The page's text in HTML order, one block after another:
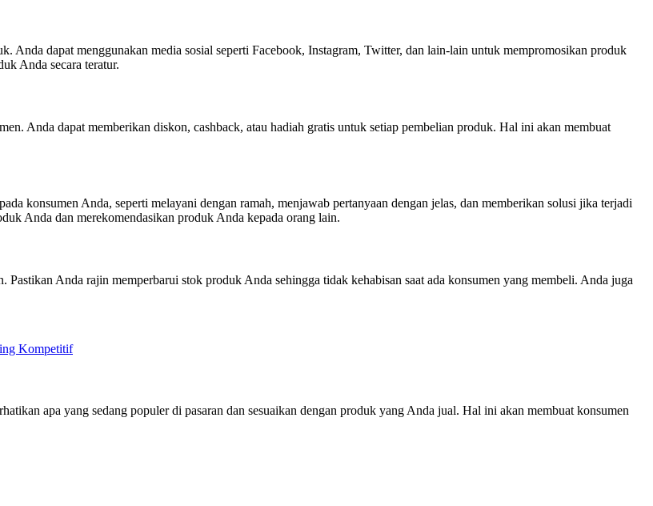
Anda dapat menggunakan media sosial seperti Facebook, Instagram, Twitter, dan lain-lain untuk mempromosikan produk
Anda secara teratur.
Anda dapat memberikan diskon, cashback, atau hadiah gratis untuk setiap pembelian produk. Hal ini akan membuat
konsumen Anda, seperti melayani dengan ramah, menjawab pertanyaan dengan jelas, dan memberikan solusi jika terjadi
Anda dan merekomendasikan produk Anda kepada orang lain.
Anda rajin memperbarui stok produk Anda sehingga tidak kehabisan saat ada konsumen yang membeli. Anda juga
Kompetitif
apa yang sedang populer di pasaran dan sesuaikan dengan produk yang Anda jual. Hal ini akan membuat konsumen